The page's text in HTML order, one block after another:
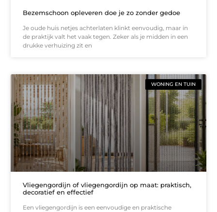
Bezemschoon opleveren doe je zo zonder gedoe
Je oude huis netjes achterlaten klinkt eenvoudig, maar in
de praktijk valt het vaak tegen. Zeker als je midden in een
drukke verhuizing zit en
WONING EN TUIN
Vliegengordijn of vliegengordijn op maat: praktisch,
decoratief en effectief
Een vliegengordijn is een eenvoudige en praktische